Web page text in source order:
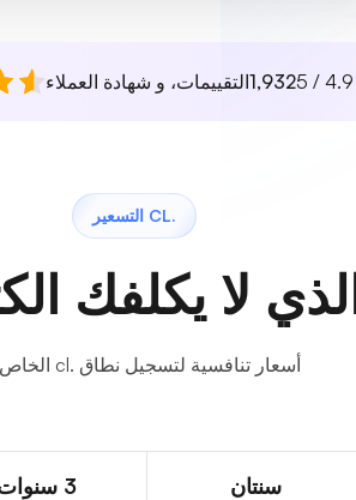
4.9 / 5
1,932التقييمات، و شهادة العملاء
.CL التسعير
لا يكلفك
أسعار تنافسية لتسجيل نطاق .cl الخاص بك.
سنتان 3 سنوات